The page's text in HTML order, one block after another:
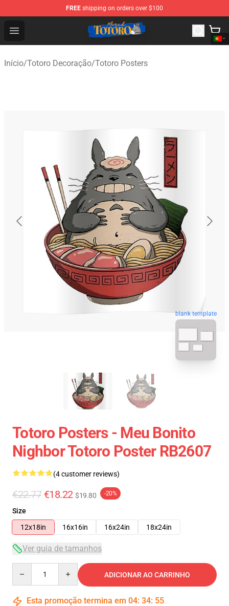
FREE shipping on orders over $100
Open menu
Totoro Store - Official Totoro Merchandise Shop
Início/Totoro Decoração/Totoro Posters
blank template
Totoro Posters - Meu Bonito
Nighbor Totoro Poster RB2607
(4 customer reviews)
€22.77 €18.22 $19.80 -20%
Size
12x18in
16x16in 16x24in 18x24in
Ver guia de tamanhos
ADICIONAR AO CARRINHO
Esta promoção termina em 04: 34: 54